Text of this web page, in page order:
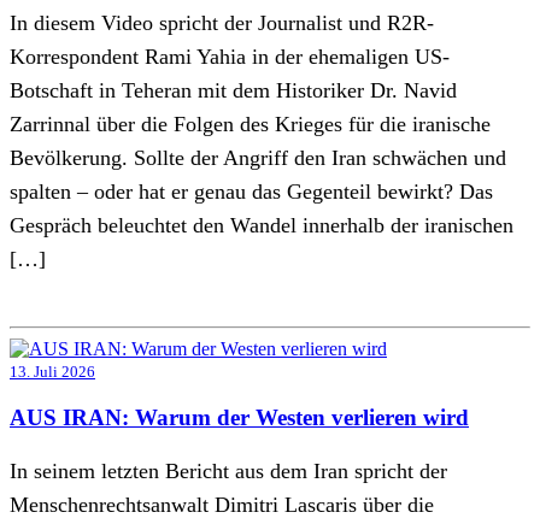
In diesem Video spricht der Journalist und R2R-
Korrespondent Rami Yahia in der ehemaligen US-
Botschaft in Teheran mit dem Historiker Dr. Navid
Zarrinnal über die Folgen des Krieges für die iranische
Bevölkerung. Sollte der Angriff den Iran schwächen und
spalten – oder hat er genau das Gegenteil bewirkt? Das
Gespräch beleuchtet den Wandel innerhalb der iranischen
[…]
13. Juli 2026
AUS IRAN: Warum der Westen verlieren wird
In seinem letzten Bericht aus dem Iran spricht der
Menschenrechtsanwalt Dimitri Lascaris über die